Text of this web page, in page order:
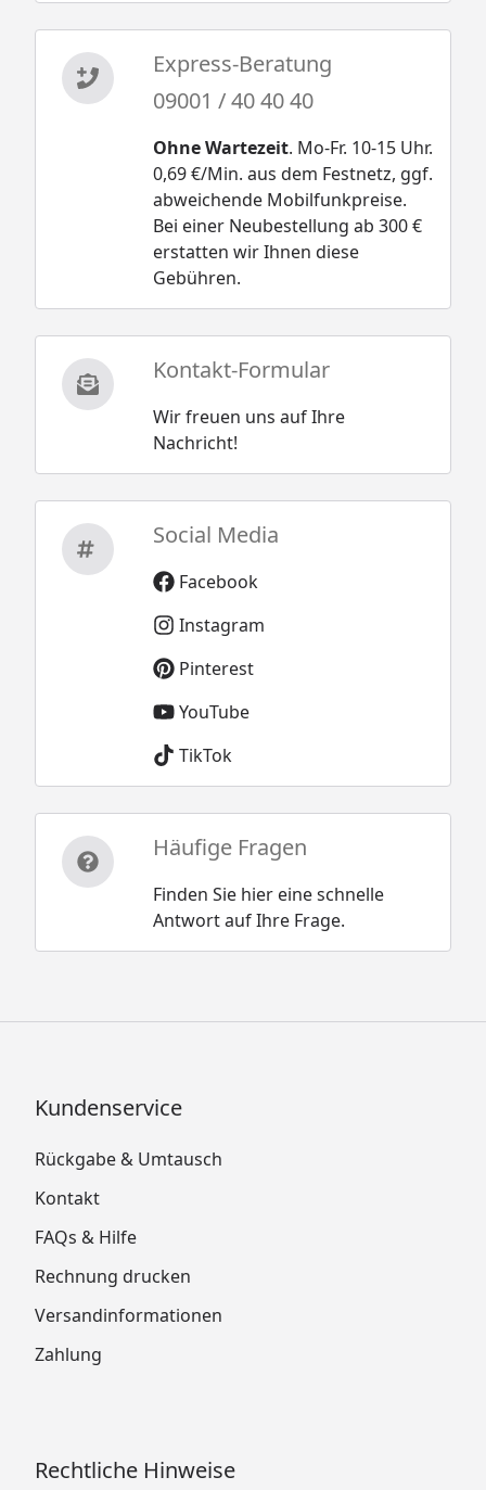
Express-Beratung
09001 / 40 40 40
Ohne Wartezeit. Mo-Fr. 10-15 Uhr.
0,69 €/Min. aus dem Festnetz, ggf.
abweichende Mobilfunkpreise.
Bei einer Neubestellung ab 300 €
erstatten wir Ihnen diese
Gebühren.
Kontakt-Formular
Wir freuen uns auf Ihre
Nachricht!
Social Media
Facebook
Instagram
Pinterest
YouTube
TikTok
Häufige Fragen
Finden Sie hier eine schnelle
Antwort auf Ihre Frage.
Kundenservice
Rückgabe & Umtausch
Kontakt
FAQs & Hilfe
Rechnung drucken
Versandinformationen
Zahlung
Rechtliche Hinweise